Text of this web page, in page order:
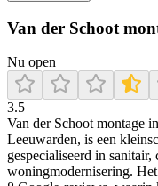
Van der Schoot
Nu open
3.5
Van der Schoot montage
Leeuwarden, is een
gespecialiseerd in
woningmodernisering.